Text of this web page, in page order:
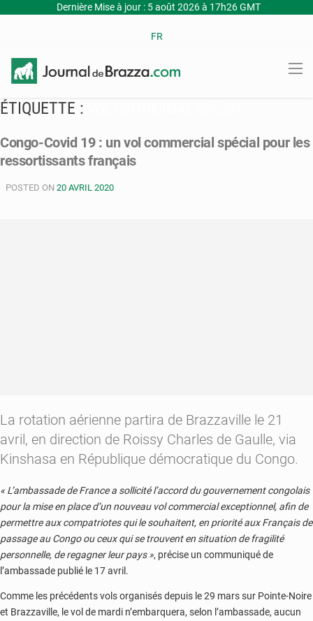
Dernière Mise à jour : 5 août 2026 à 17h26 GMT
FR
ÉTIQUETTE :
Congo-Covid 19 : un vol commercial spécial pour les
ressortissants français
POSTED ON 20 AVRIL 2020
La rotation aérienne partira de Brazzaville le 21
avril, en direction de Roissy Charles de Gaulle, via
Kinshasa en République démocratique du Congo.
« L’ambassade de France a sollicité l’accord du gouvernement congolais
pour la mise en place d’un nouveau vol commercial exceptionnel, afin de
permettre aux compatriotes qui le souhaitent, en priorité aux Français de
passage au Congo ou ceux qui se trouvent en situation de fragilité
personnelle, de regagner leur pays », précise un communiqué de
l’ambassade publié le 17 avril.
Comme les précédents vols organisés depuis le 29 mars sur Pointe-Noire
et Brazzaville, le vol de mardi n’embarquera, selon l’ambassade, aucun